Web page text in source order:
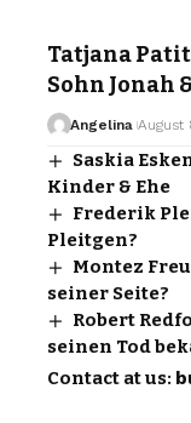
Tatjana
Sohn Jonah
Angelina August
Saskia
Kinder & Ehe
Frederik
Pleitgen?
Montez
seiner Seite?
Robert
seinen Tod
Contact at us: